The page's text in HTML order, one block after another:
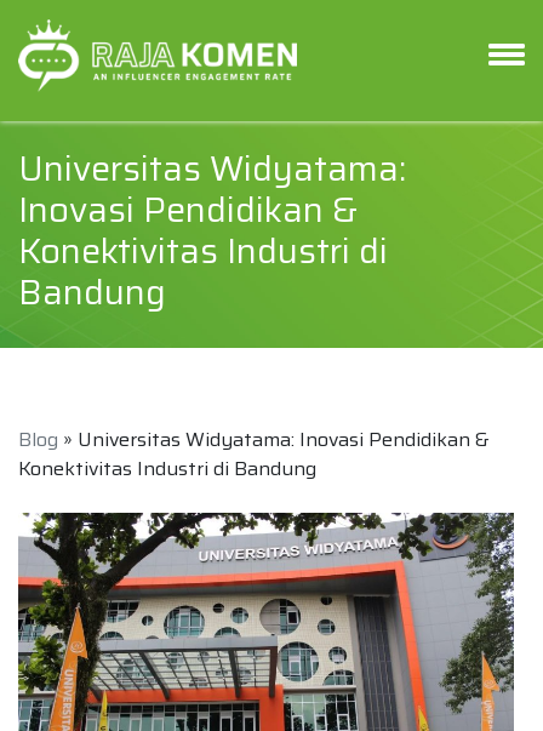
Universitas Widyatama:
Inovasi Pendidikan &
Konektivitas Industri di
Bandung
Blog » Universitas Widyatama: Inovasi Pendidikan &
Konektivitas Industri di Bandung